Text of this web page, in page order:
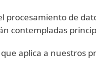
procesamiento de
contempladas
aplica a nuestros